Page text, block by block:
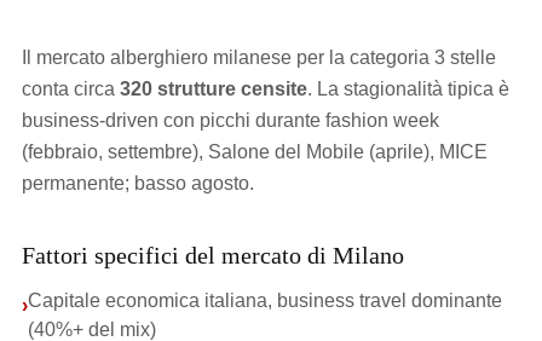
Il mercato alberghiero milanese per la categoria 3 stelle
conta circa 320 strutture censite. La stagionalità tipica è
business-driven con picchi durante fashion week
(febbraio, settembre), Salone del Mobile (aprile), MICE
permanente; basso agosto.
Fattori specifici del mercato di Milano
›Capitale economica italiana, business travel dominante
(40%+ del mix)